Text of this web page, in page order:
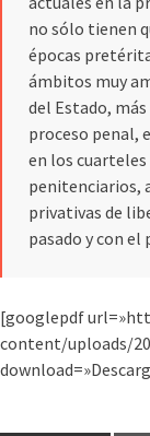
no sólo tienen
épocas
ámbitos muy
del Estado,
proceso penal,
en los
penitenciarios,
privativas de
pasado y con
[googlepdf
content/uploads/